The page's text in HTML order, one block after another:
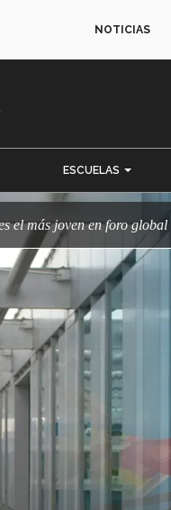
NOTICIAS
ESCUELAS
el más joven en foro